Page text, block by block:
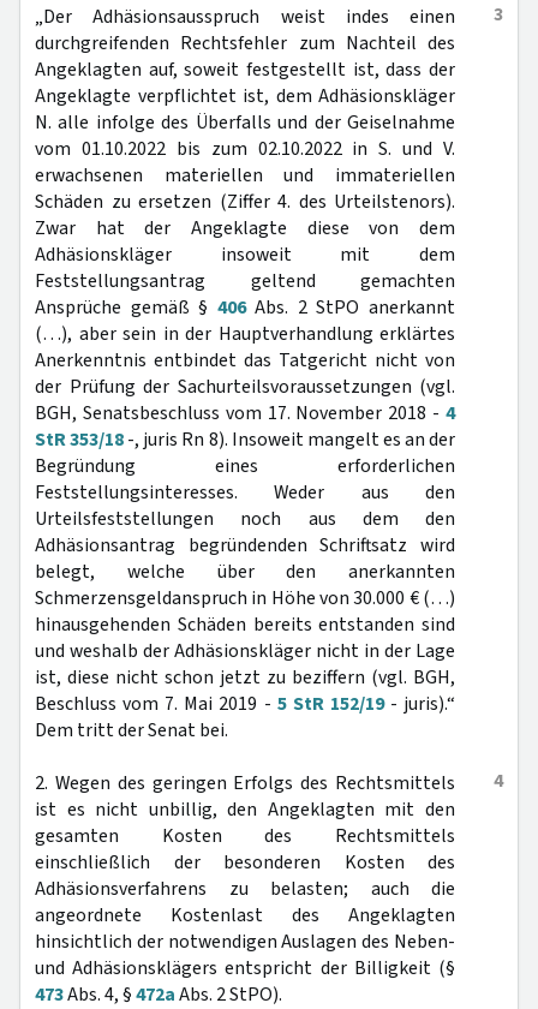
3
„Der Adhäsionsausspruch weist indes einen
durchgreifenden Rechtsfehler zum Nachteil des
Angeklagten auf, soweit festgestellt ist, dass der
Angeklagte verpflichtet ist, dem Adhäsionskläger
N. alle infolge des Überfalls und der Geiselnahme
vom 01.10.2022 bis zum 02.10.2022 in S. und V.
erwachsenen materiellen und immateriellen
Schäden zu ersetzen (Ziffer 4. des Urteilstenors).
Zwar hat der Angeklagte diese von dem
Adhäsionskläger insoweit mit dem
Feststellungsantrag geltend gemachten
Ansprüche gemäß § 406Abs. 2 StPO anerkannt
(…), aber sein in der Hauptverhandlung erklärtes
Anerkenntnis entbindet das Tatgericht nicht von
der Prüfung der Sachurteilsvoraussetzungen (vgl.
BGH, Senatsbeschluss vom 17. November 2018 - 4
StR 353/18-, juris Rn 8). Insoweit mangelt es an der
Begründung eines erforderlichen
Feststellungsinteresses. Weder aus den
Urteilsfeststellungen noch aus dem den
Adhäsionsantrag begründenden Schriftsatz wird
belegt, welche über den anerkannten
Schmerzensgeldanspruch in Höhe von 30.000 € (…)
hinausgehenden Schäden bereits entstanden sind
und weshalb der Adhäsionskläger nicht in der Lage
ist, diese nicht schon jetzt zu beziffern (vgl. BGH,
Beschluss vom 7. Mai 2019 - 5 StR 152/19- juris).“
Dem tritt der Senat bei.
4
2. Wegen des geringen Erfolgs des Rechtsmittels
ist es nicht unbillig, den Angeklagten mit den
gesamten Kosten des Rechtsmittels
einschließlich der besonderen Kosten des
Adhäsionsverfahrens zu belasten; auch die
angeordnete Kostenlast des Angeklagten
hinsichtlich der notwendigen Auslagen des Neben-
und Adhäsionsklägers entspricht der Billigkeit (§
473Abs. 4, §472aAbs. 2 StPO).